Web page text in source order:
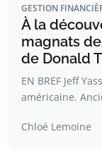
GESTION
À la
magnats
de Donald
EN BREF Jeff
américaine.
Chloé Lemoine